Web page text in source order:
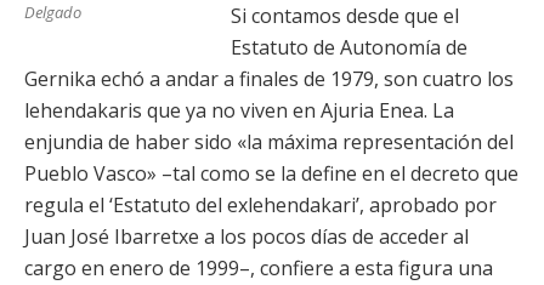
Delgado
Si contamos desde que el
Estatuto de Autonomía de
Gernika echó a andar a finales de 1979, son cuatro los
lehendakaris que ya no viven en Ajuria Enea. La
enjundia de haber sido «la máxima representación del
Pueblo Vasco» –tal como se la define en el decreto que
regula el ‘Estatuto del exlehendakari’, aprobado por
Juan José Ibarretxe a los pocos días de acceder al
cargo en enero de 1999–, confiere a esta figura una